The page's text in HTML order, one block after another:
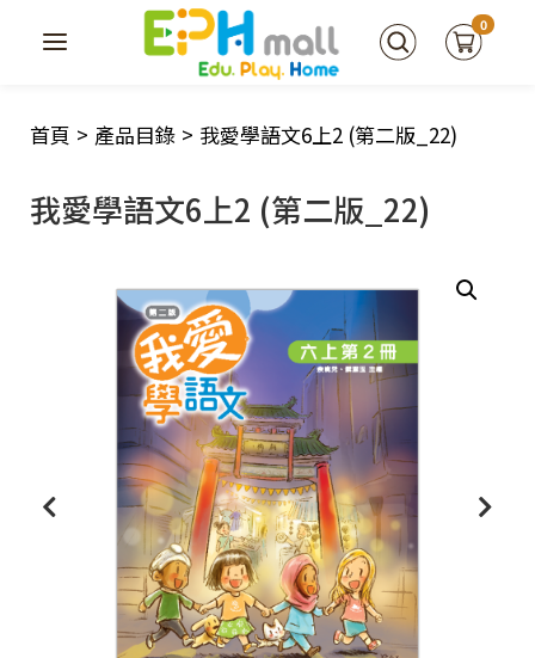
0
首頁 > 產品目錄 > 我愛學語文6上2 (第二版_22)
我愛學語文6上2 (第二版_22)